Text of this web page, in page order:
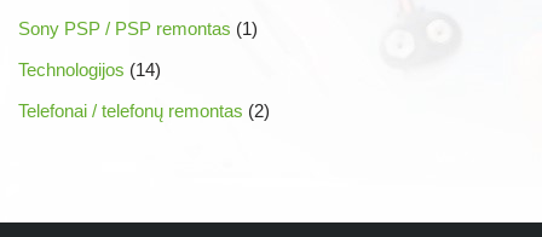
Sony PSP / PSP remontas (1)
Technologijos (14)
Telefonai / telefonų remontas (2)